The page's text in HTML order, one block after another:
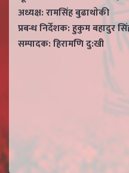
अध्यक्ष: रामसिंह बुढाथाेकी
प्रबन्ध निर्देशक: हुकुम बहादुर
सम्पादक: हिरामणि दु:खी